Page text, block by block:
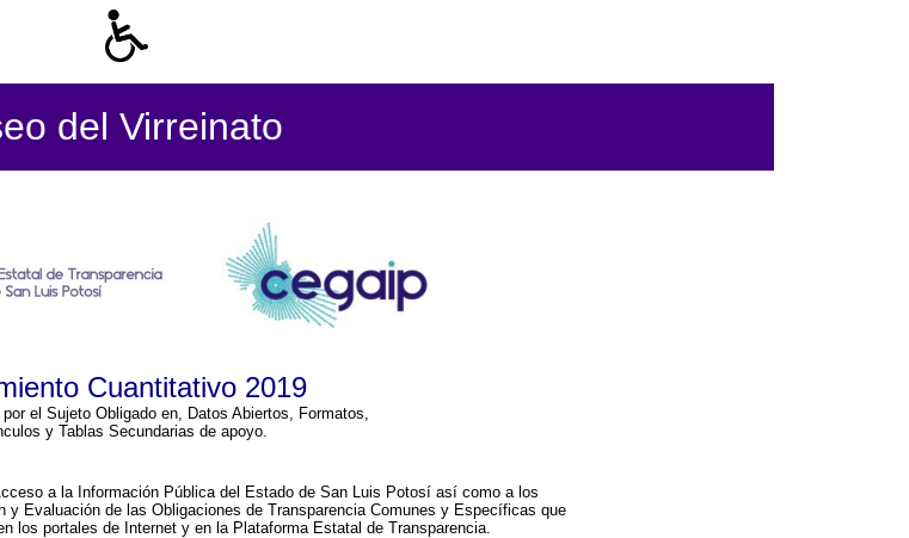
del Virreinato
Cuantitativo 2019
por el Sujeto Obligado en, Datos Abiertos, Formatos,
y Tablas Secundarias de apoyo.
a la Información Pública del Estado de San Luis Potosí así como a los
y Evaluación de las Obligaciones de Transparencia Comunes y Específicas que
los portales de Internet y en la Plataforma Estatal de Transparencia.